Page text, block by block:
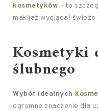
kosmetyków – to
makijaż wyglądał
Kosmetyki
ślubnego
Wybór idealnych
ogromne znaczenie dla